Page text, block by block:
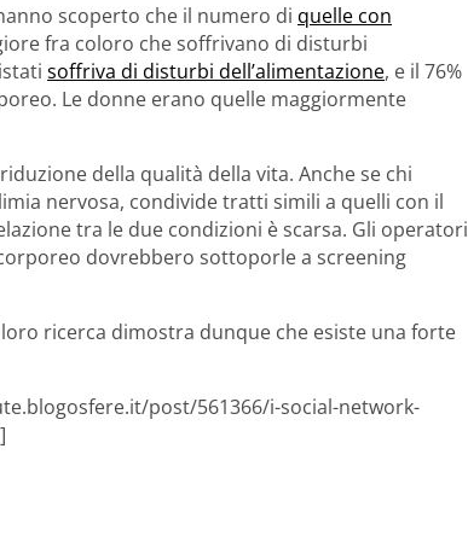
scoperto che il numero di quelle con
fra coloro che soffrivano di disturbi
soffriva di disturbi dell’alimentazione, e il 76%
Le donne erano quelle maggiormente
della qualità della vita. Anche se chi
nervosa, condivide tratti simili a quelli con il
tra le due condizioni è scarsa. Gli operatori
dovrebbero sottoporle a screening
ricerca dimostra dunque che esiste una forte
post/561366/i-social-network-